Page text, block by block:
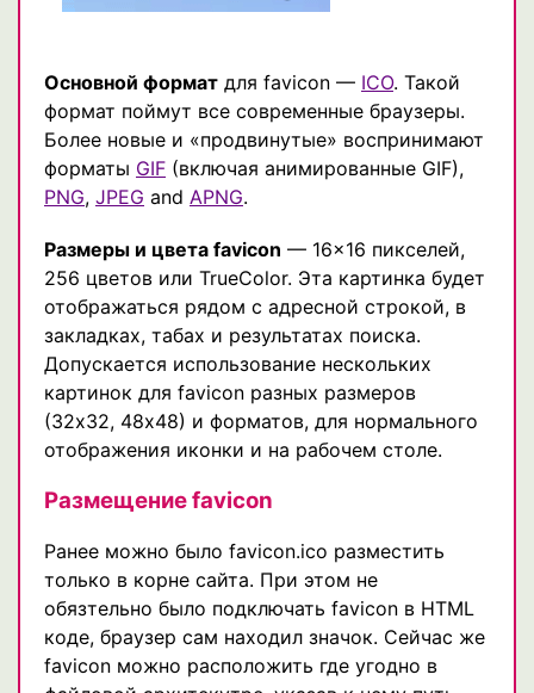
Основной формат для favicon — ICO. Такой
формат поймут все современные браузеры.
Более новые и «продвинутые» воспринимают
форматы GIF (включая анимированные GIF),
PNG, JPEG and APNG.
Размеры и цвета favicon — 16×16 пикселей,
256 цветов или TrueColor. Эта картинка будет
отображаться рядом с адресной строкой, в
закладках, табах и результатах поиска.
Допускается использование нескольких
картинок для favicon разных размеров
(32х32, 48х48) и форматов, для нормального
отображения иконки и на рабочем столе.
Размещение favicon
Ранее можно было favicon.ico разместить
только в корне сайта. При этом не
обязтельно было подключать favicon в HTML
коде, браузер сам находил значок. Сейчас же
favicon можно расположить где угодно в